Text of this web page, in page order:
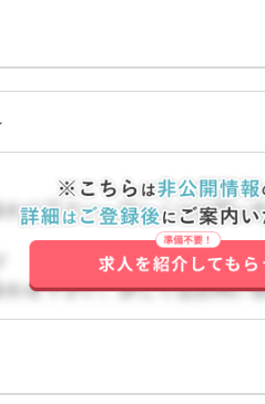
わせ下さい。詳しくはお問い
わせ下さい。詳しくはお問い